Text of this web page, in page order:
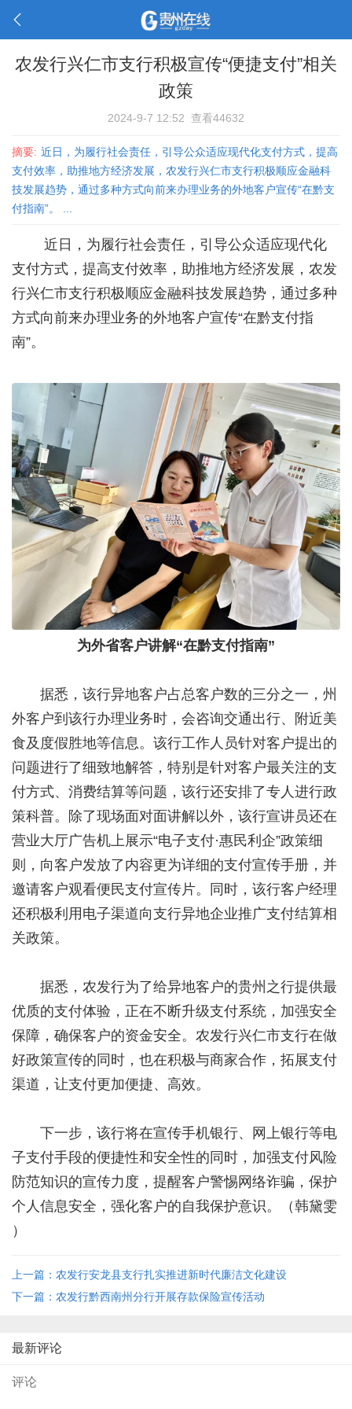
农发行兴仁市支行积极宣传“便捷支付”相关
政策
2024-9-7 12:52 查看44632
摘要: 近日，为履行社会责任，引导公众适应现代化支付方式，提高
支付效率，助推地方经济发展，农发行兴仁市支行积极顺应金融科
技发展趋势，通过多种方式向前来办理业务的外地客户宣传“在黔支
付指南”。 ...
近日，为履行社会责任，引导公众适应现代化
支付方式，提高支付效率，助推地方经济发展，农发
行兴仁市支行积极顺应金融科技发展趋势，通过多种
方式向前来办理业务的外地客户宣传“在黔支付指
南”。
为外省客户讲解“在黔支付指南”
据悉，该行异地客户占总客户数的三分之一，州
外客户到该行办理业务时，会咨询交通出行、附近美
食及度假胜地等信息。该行工作人员针对客户提出的
问题进行了细致地解答，特别是针对客户最关注的支
付方式、消费结算等问题，该行还安排了专人进行政
策科普。除了现场面对面讲解以外，该行宣讲员还在
营业大厅广告机上展示“电子支付·惠民利企”政策细
则，向客户发放了内容更为详细的支付宣传手册，并
邀请客户观看便民支付宣传片。同时，该行客户经理
还积极利用电子渠道向支行异地企业推广支付结算相
关政策。
据悉，农发行为了给异地客户的贵州之行提供最
优质的支付体验，正在不断升级支付系统，加强安全
保障，确保客户的资金安全。农发行兴仁市支行在做
好政策宣传的同时，也在积极与商家合作，拓展支付
渠道，让支付更加便捷、高效。
下一步，该行将在宣传手机银行、网上银行等电
子支付手段的便捷性和安全性的同时，加强支付风险
防范知识的宣传力度，提醒客户警惕网络诈骗，保护
个人信息安全，强化客户的自我保护意识。（韩黛雯
）
上一篇：农发行安龙县支行扎实推进新时代廉洁文化建设
下一篇：农发行黔西南州分行开展存款保险宣传活动
最新评论